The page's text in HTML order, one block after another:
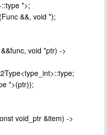
*>;
&&, void *);
void *ptr) ->
*>(ptr));
void_ptr &item) ->